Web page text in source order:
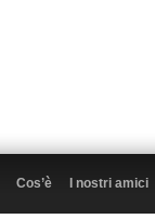
Cos’è I nostri amici